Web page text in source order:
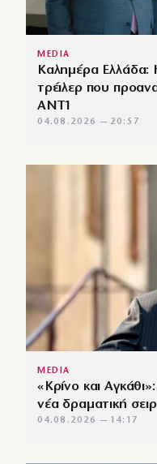
MEDIA
Καλημέρα
τρέιλερ που
ΑΝΤ1
04.08.2026 — 20:57
MEDIA
«Κρίνο και
νέα δραματική
04.08.2026 — 14:17